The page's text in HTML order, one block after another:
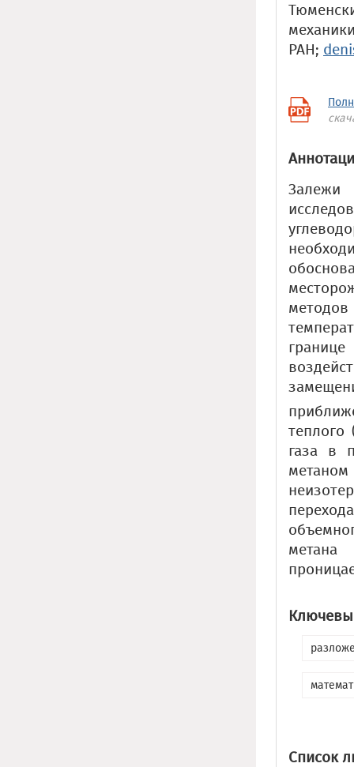
РАН;
методов
теплого
газа в
Список